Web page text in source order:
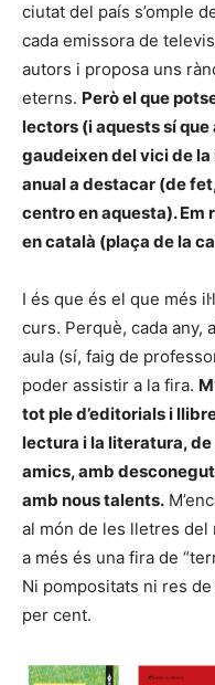
ciutat del país s’omple
cada emissora de
autors i proposa uns
eterns. Però el que
lectors (i aquests sí
gaudeixen del vici de
anual a destacar (de
centro en aquesta). Em
en català (plaça de la
I és que és el que més
curs. Perquè, cada any,
aula (sí, faig de
poder assistir a la fira.
tot ple d’editorials i
lectura i la literatura,
amics, amb
amb nous talents.
al món de les lletres del
a més és una fira de
Ni pompositats ni res
per cent.